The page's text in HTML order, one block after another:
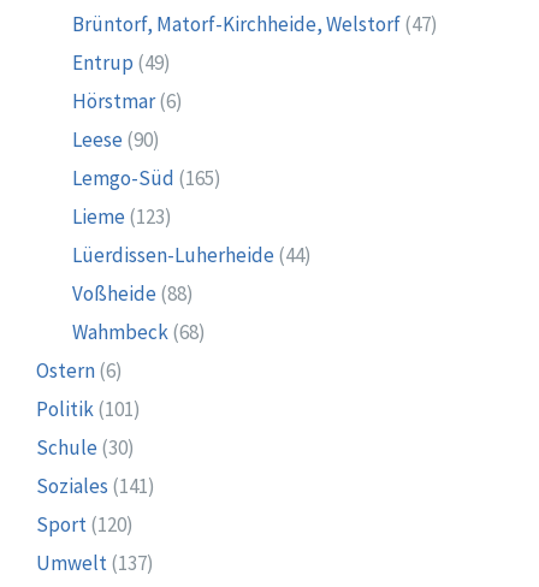
Brüntorf, Matorf-Kirchheide, Welstorf(47)
Entrup (49)
Hörstmar(6)
Leese (90)
Lemgo-Süd (165)
Lieme (123)
Lüerdissen-Luherheide (44)
Voßheide (88)
Wahmbeck(68)
Ostern(6)
Politik(101)
Schule (30)
Soziales (141)
Sport(120)
Umwelt(137)